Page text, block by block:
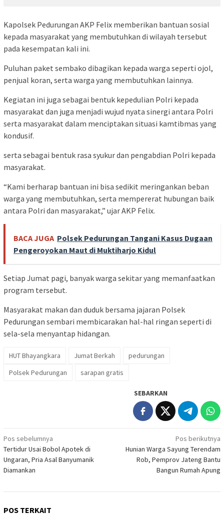
Kapolsek Pedurungan AKP Felix memberikan bantuan sosial
kepada masyarakat yang membutuhkan di wilayah tersebut
pada kesempatan kali ini.
Puluhan paket sembako dibagikan kepada warga seperti ojol,
penjual koran, serta warga yang membutuhkan lainnya.
Kegiatan ini juga sebagai bentuk kepedulian Polri kepada
masyarakat dan juga menjadi wujud nyata sinergi antara Polri
serta masyarakat dalam menciptakan situasi kamtibmas yang
kondusif.
serta sebagai bentuk rasa syukur dan pengabdian Polri kepada
masyarakat.
“Kami berharap bantuan ini bisa sedikit meringankan beban
warga yang membutuhkan, serta mempererat hubungan baik
antara Polri dan masyarakat,” ujar AKP Felix.
BACA JUGA Polsek Pedurungan Tangani Kasus Dugaan
Pengeroyokan Maut di Muktiharjo Kidul
Setiap Jumat pagi, banyak warga sekitar yang memanfaatkan
program tersebut.
Masyarakat makan dan duduk bersama jajaran Polsek
Pedurungan sembari membicarakan hal-hal ringan seperti di
sela-sela menyantap hidangan.
HUT Bhayangkara Jumat Berkah
pedurungan
Polsek Pedurungan
sarapan gratis
SEBARKAN
Navigasi
pos
Pos sebelumnya
Tertidur Usai Bobol Apotek di
Ungaran, Pria Asal Banyumanik
Diamankan
Pos berikutnya
Hunian Warga Sayung Terendam
Rob, Pemprov Jateng Bantu
Bangun Rumah Apung
POS TERKAIT